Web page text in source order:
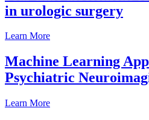
in urologic surgery
Learn More
Machine Learning
Psychiatric
Learn More